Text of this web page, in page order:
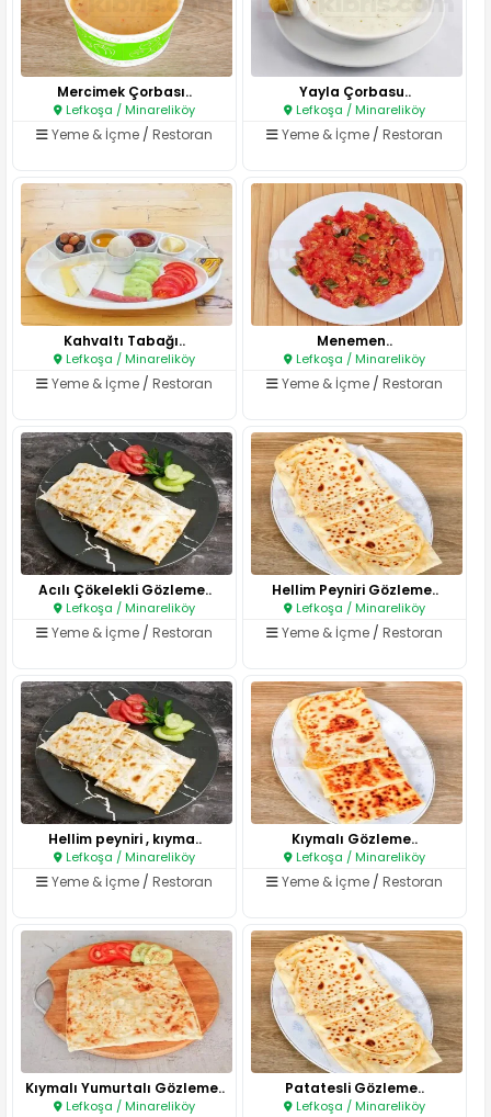
Mercimek Çorbası..
Lefkoşa / Minareliköy
Yeme & İçme / Restoran
Yayla Çorbasu..
Lefkoşa / Minareliköy
Yeme & İçme /Restoran
Kahvaltı Tabağı..
Lefkoşa / Minareliköy
Yeme & İçme / Restoran
Menemen..
Lefkoşa / Minareliköy
Yeme & İçme /Restoran
Acılı Çökelekli Gözleme..
Lefkoşa / Minareliköy
Yeme & İçme / Restoran
Hellim Peyniri Gözleme..
Lefkoşa / Minareliköy
Yeme & İçme /Restoran
Hellim peyniri , kıyma..
Lefkoşa / Minareliköy
Yeme & İçme / Restoran
Kıymalı Gözleme..
Lefkoşa / Minareliköy
Yeme & İçme /Restoran
Kıymalı Yumurtalı Gözleme..
Lefkoşa / Minareliköy
Patatesli Gözleme..
Lefkoşa / Minareliköy